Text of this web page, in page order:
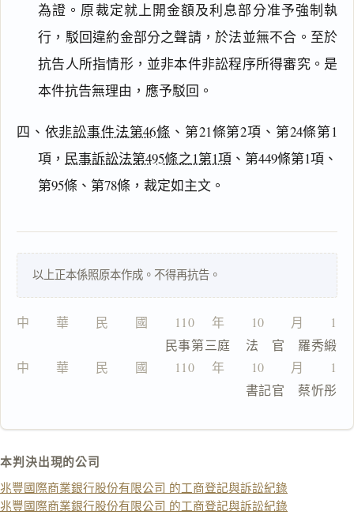
為證。原裁定就上開金額及利息部分准予強制執
行，駁回違約金部分之聲請，於法並無不合。至於
抗告人所指情形，並非本件非訟程序所得審究。是
本件抗告無理由，應予駁回。
四、依非訟事件法第46條 、第21條第2項、第24條第1
項， 民事訴訟法第495條之1第1項、第449條第1項、
第95條、第78條，裁定如主文。
以上正本係照原本作成。不得再抗告。
中　　華　　民　　國　　110 　年　　10　　月　　12
                  民事第三庭    法　官　羅秀緞
中　　華　　民　　國　　110 　年　　10　　月　　12
                                書記官　蔡忻彤
本判決出現的公司
兆豐國際商業銀行股份有限公司 的工商登記與訴訟紀錄
兆豐國際商業銀行股份有限公司 的工商登記與訴訟紀錄
搜尋本
主
鍵
全
複製給 AI
去換行複製
匯出 PDF
精美列印